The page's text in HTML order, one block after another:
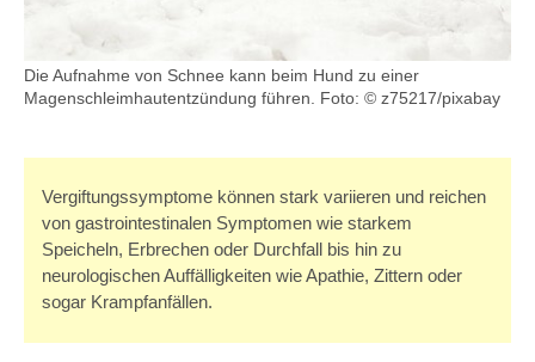
Die Aufnahme von Schnee kann beim Hund zu einer
Magenschleimhautentzündung führen. Foto: © z75217/pixabay
Vergiftungssymptome können stark variieren und reichen
von gastrointestinalen Symptomen wie starkem
Speicheln, Erbrechen oder Durchfall bis hin zu
neurologischen Auffälligkeiten wie Apathie, Zittern oder
sogar Krampfanfällen.